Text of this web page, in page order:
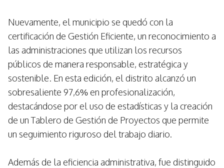
Nuevamente, el municipio se quedó con la
certificación de Gestión Eficiente, un reconocimiento a
las administraciones que utilizan los recursos
públicos de manera responsable, estratégica y
sostenible. En esta edición, el distrito alcanzó un
sobresaliente 97,6% en profesionalización,
destacándose por el uso de estadísticas y la creación
de un Tablero de Gestión de Proyectos que permite
un seguimiento riguroso del trabajo diario.
Además de la eficiencia administrativa, fue distinguido